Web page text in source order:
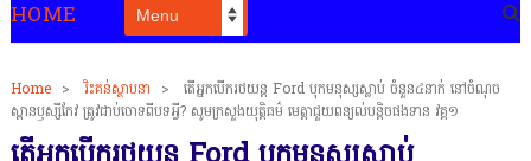
HOME
Home > រិះគន់ស្ថាបនា >
តើអ្នកបើករថយន្ត Ford បុកមនុស្សស្លាប់ ចំនួន៤នាក់ នៅចំណុច
ស្ពានឫស្សីកែវ ត្រូវជាប់ចោទពីបទអ្វី? សូមក្រសួងយុត្តិធម៌ មេត្តាជួយពន្យល់បន្តិចផងទាន វគ្គ១